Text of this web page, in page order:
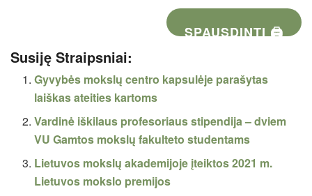
SPAUSDINTI 🖨
Susiję Straipsniai:
Gyvybės mokslų centro kapsulėje parašytas
laiškas ateities kartoms
Vardinė iškilaus profesoriaus stipendija – dviem
VU Gamtos mokslų fakulteto studentams
Lietuvos mokslų akademijoje įteiktos 2021 m.
Lietuvos mokslo premijos